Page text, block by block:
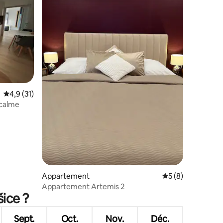
: 5 sur 5
Évaluation moyenne sur la base de 31 commentaires : 4,9 sur 5
4,9 (31)
Appartement Évaluation
5 (8)
Appartement Artemis 2
?
Sept. Oct. Nov. Déc.